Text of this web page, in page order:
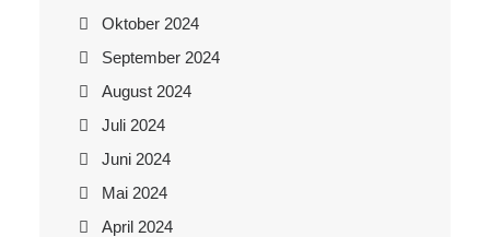
Oktober 2024
September 2024
August 2024
Juli 2024
Juni 2024
Mai 2024
April 2024